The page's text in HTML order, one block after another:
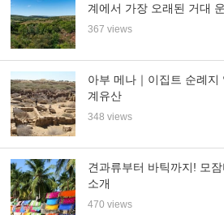
계에서 가장 오래된 거대
367 views
아부 메나｜이집트 순례지
계유산
348 views
견과류부터 바틱까지! 모
소개
470 views